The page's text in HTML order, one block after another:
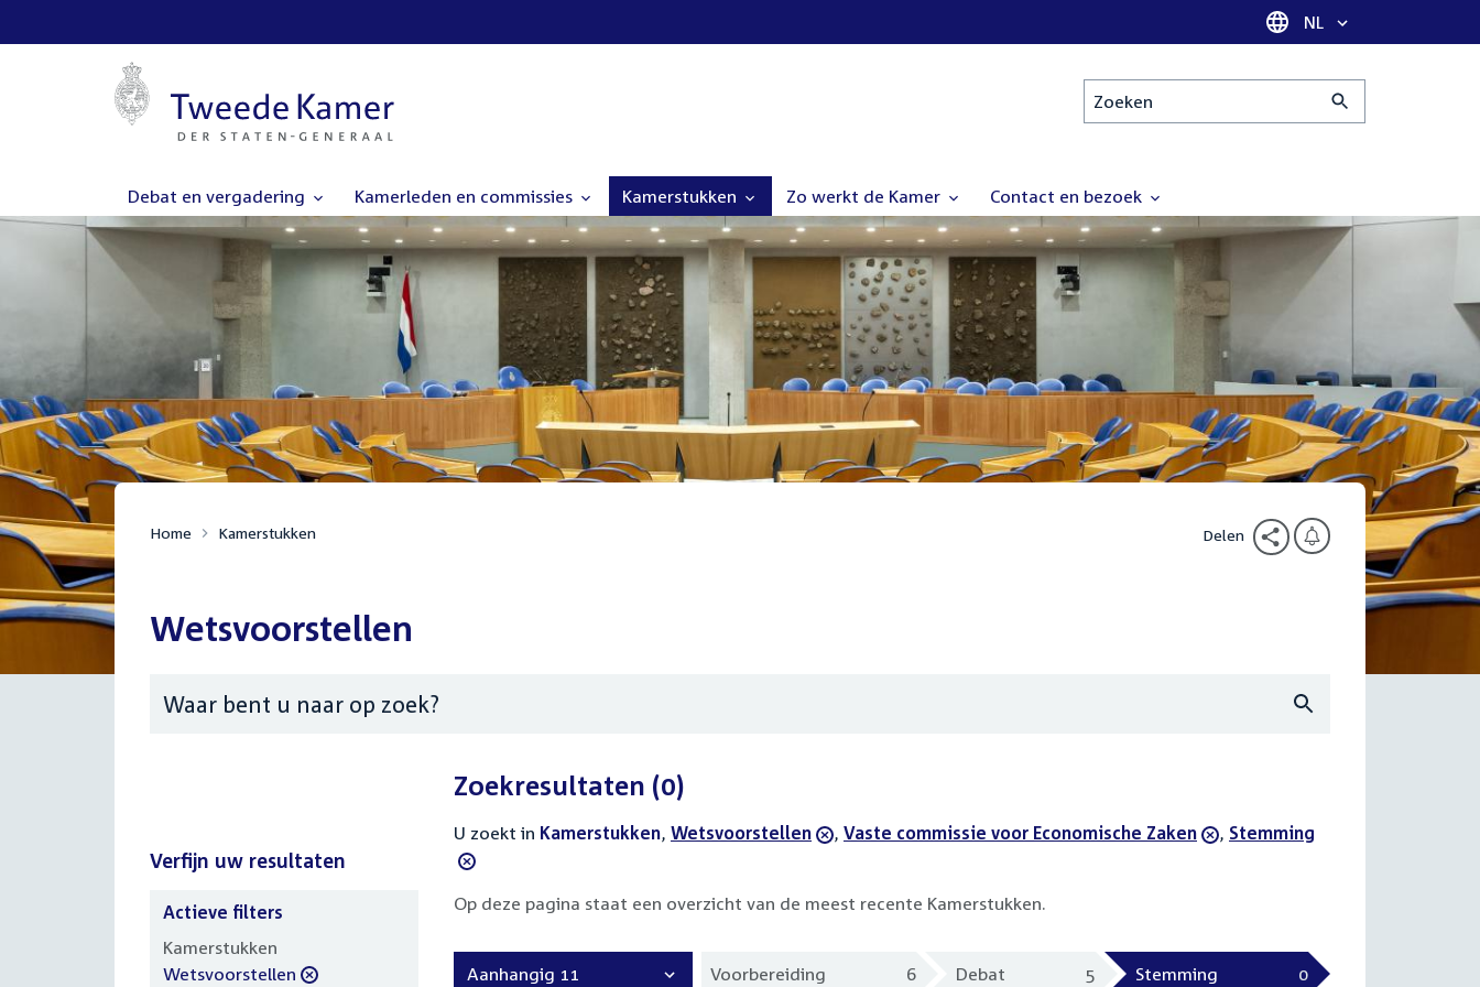
Taal selectie
NL
Zoeken
Debat en vergadering Kamerleden en commissies Kamerstukken Zo werkt de Kamer Contact en bezoek
Home Kamerstukken Delen
Wetsvoorstellen
Zoeken
Zoekresultaten (0)
U zoekt in actieve
Kamerstukken, verwijder
Wetsvoorstellen , verwijder
Vaste commissie voor Economische Zaken , verwijder
Stemming
Verfijn uw resultaten
Op deze pagina staat een overzicht van de meest recente Kamerstukken.
Aanhangig 11 Voorbereiding 6 Debat 5 Stemming 0
Verfijn
uw
Actieve filters
Kamerstukken
verwijder
Wetsvoorstellen